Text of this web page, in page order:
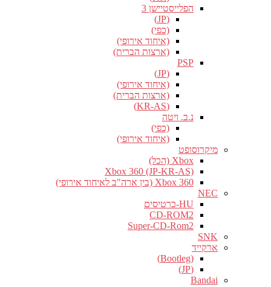
הפלייסטיישן 3
(JP)
(כפי)
(איחוד אירופי)
(ארצות הברית)
PSP
(JP)
(איחוד אירופי)
(ארצות הברית)
(KR-AS)
נ.ב. ויטה
(כפי)
(איחוד אירופי)
מיקרוסופט
Xbox (הכל)
Xbox 360 (JP-KR-AS)
Xbox 360 (בין ארה"ב לאיחוד אירופי)
NEC
HU-כרטיסים
CD-ROM2
Super-CD-Rom2
SNK
ארקייד
(Bootleg)
(JP)
Bandai